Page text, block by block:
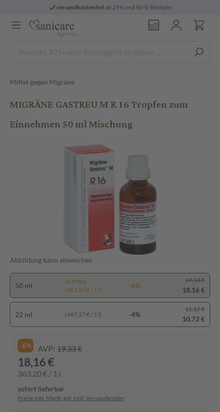
versandkostenfreiab 29 € und für E-Rezepte
Mittel gegen Migräne
MIGRÄNE GASTREU M R 16 Tropfen zum
Einnehmen 50 ml Mischung
Abbildung kann abweichen
50 ml
Spartipp
(363,20 € / 1 l)
-6%
19,33 €
18,16 €
22 ml (487,27 € / 1 l) -4%
11,17 €
10,72 €
-6% AVP: 19,33 €
18,16 €
363,20 € / 1 l
sofort lieferbar
Preise inkl. MwSt. ggf. zzgl. Versandkosten